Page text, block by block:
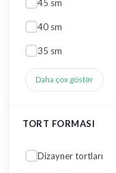
45 sm
40 sm
35 sm
Daha çox göstər
TORT FORMASI
Dizayner tortları